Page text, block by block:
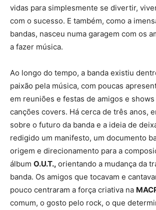
vidas para simplesmente se divertir,
com o sucesso. E também, como a
bandas, nasceu numa garagem com os
a fazer música.
Ao longo do tempo, a banda existiu
paixão pela música, com poucas
em reuniões e festas de amigos e shows
canções covers. Há cerca de três anos,
sobre o futuro da banda e a ideia de
redigido um manifesto, um documento
origem e direcionamento para a
álbum O.U.T., orientando a mudança da
banda. Os amigos que tocavam e
pouco centraram a força criativa na
comum, o gosto pelo rock, o que